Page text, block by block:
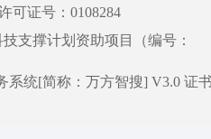
可证号：0108284
支撑计划资助项目（编号：
系统[简称：万方智搜] V3.0 证